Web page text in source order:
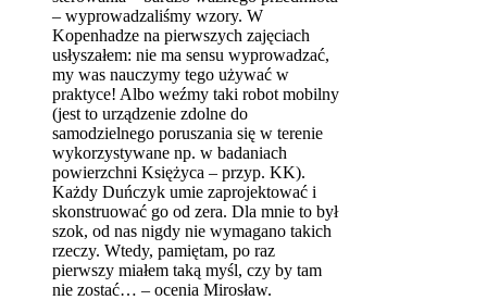
– wyprowadzaliśmy wzory. W
Kopenhadze na pierwszych zajęciach
usłyszałem: nie ma sensu wyprowadzać,
my was nauczymy tego używać w
praktyce! Albo weźmy taki robot mobilny
(jest to urządzenie zdolne do
samodzielnego poruszania się w terenie
wykorzystywane np. w badaniach
powierzchni Księżyca – przyp. KK).
Każdy Duńczyk umie zaprojektować i
skonstruować go od zera. Dla mnie to był
szok, od nas nigdy nie wymagano takich
rzeczy. Wtedy, pamiętam, po raz
pierwszy miałem taką myśl, czy by tam
nie zostać… – ocenia Mirosław.